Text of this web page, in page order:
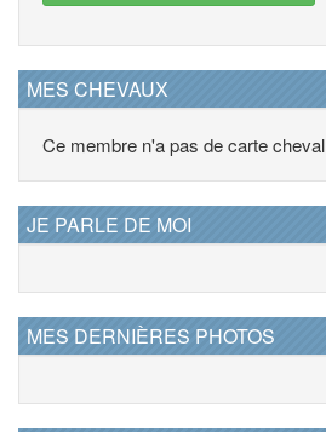
MES CHEVAUX
Ce membre n'a pas de carte cheval
JE PARLE DE MOI
MES DERNIÈRES PHOTOS